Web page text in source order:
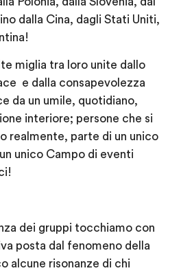
dalla Cina, dagli Stati Uniti,
miglia tra loro unite dallo
e dalla consapevolezza
da un umile, quotidiano,
interiore; persone che si
realmente, parte di un unico
unico Campo di eventi
dei gruppi tocchiamo con
posta dal fenomeno della
alcune risonanze di chi